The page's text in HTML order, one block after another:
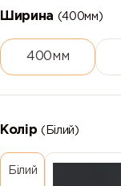
Ширина (400мм)
400мм
Колір(Білий)
Білий